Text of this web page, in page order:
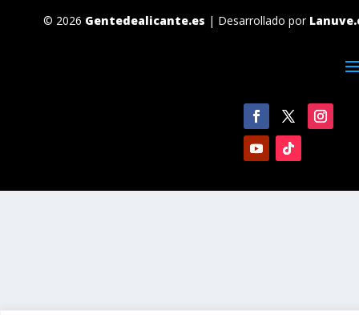
© 2026 Gentedealicante.es | Desarrollado por